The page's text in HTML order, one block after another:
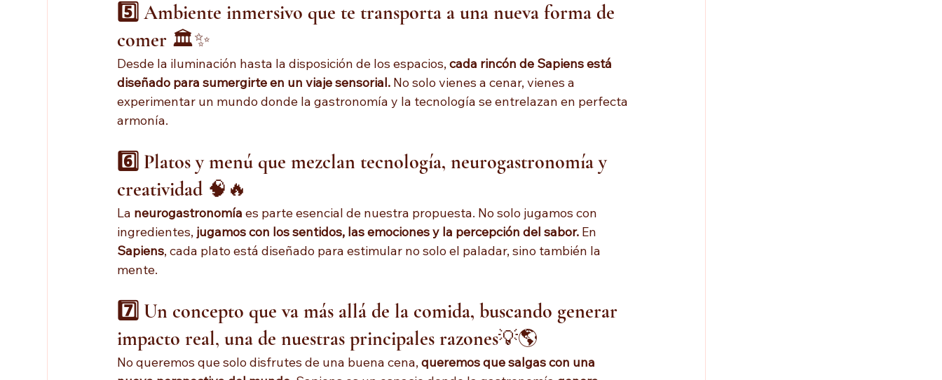
5️⃣ Ambiente inmersivo que te transporta a una nueva forma de
comer 🏛️✨
Desde la iluminación hasta la disposición de los espacios, cada rincón de Sapiens está
diseñado para sumergirte en un viaje sensorial. No solo vienes a cenar, vienes a
experimentar un mundo donde la gastronomía y la tecnología se entrelazan en perfecta
armonía.
6️⃣ Platos y menú que mezclan tecnología, neurogastronomía y
creatividad 🧠🔥
La neurogastronomía es parte esencial de nuestra propuesta. No solo jugamos con
ingredientes, jugamos con los sentidos, las emociones y la percepción del sabor. En
Sapiens, cada plato está diseñado para estimular no solo el paladar, sino también la
mente.
7️⃣ Un concepto que va más allá de la comida, buscando generar
impacto real, una de nuestras principales razones💡🌎
No queremos que solo disfrutes de una buena cena, queremos que salgas con una